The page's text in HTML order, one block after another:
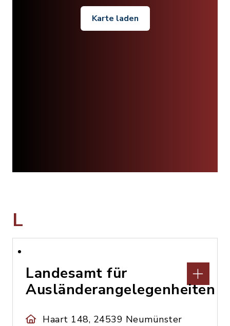
Karte laden
L
Landesamt für
Ausländerangelegenheiten
Haart 148, 24539 Neumünster